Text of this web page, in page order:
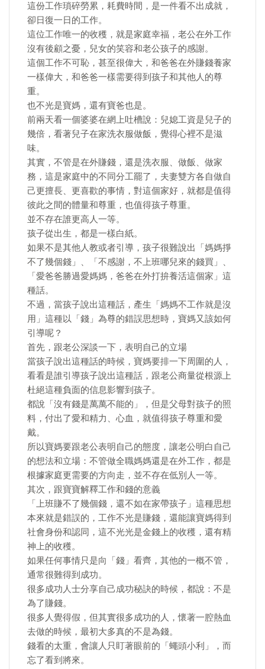
這份工作瑣碎勞累，耗費時間，是一件看不出成就，
卻日復一日的工作。
這位工作唯一的收穫，就是家庭幸福，老公在外工作
沒有後顧之憂，兒女的笑容和老公孩子的感謝。
這個工作不可恥，甚至很偉大，和爸爸在外賺錢養家
一樣偉大，和爸爸一樣需要得到孩子和其他人的尊
重。
也不光是寶媽，還有寶爸也是。
前兩天看一個婆婆在網上吐槽說：兒媳工資是兒子的
幾倍，看著兒子在家洗衣服做飯，覺得心裡不是滋
味。
其實，不管是在外賺錢，還是洗衣服、做飯、做家
務，這是家庭中的不同分工罷了，夫妻雙方各自做自
己更擅長、更喜歡的事情，對這個家好，就都是值得
彼此之間的體量和尊重，也值得孩子尊重。
並不存在誰更高人一等。
孩子從出生，都是一樣白紙。
如果不是其他人教或者引導，孩子很難說出「媽媽掙
不了幾個錢」、「不感謝，不上班哪兒來的錢買」、
「愛爸爸勝過愛媽媽，爸爸在外打拚養活這個家」這
種話。
不過，當孩子說出這種話，產生「媽媽不工作就是沒
用」這種以「錢」為尊的錯誤思想時，寶媽又該如何
引導呢？
首先，跟老公深談一下，表明自己的立場
當孩子說出這種話的時候，寶媽要排一下周圍的人，
看看是誰引導孩子說出這種話，跟老公商量從根源上
杜絕這種負面的信息影響到孩子。
都說「沒有錢是萬萬不能的」，但是父母對孩子的照
料，付出了愛和精力、心血，就值得孩子尊重和愛
戴。
所以寶媽要跟老公表明自己的態度，讓老公明白自己
的想法和立場：不管做全職媽媽還是在外工作，都是
根據家庭更需要的方向走，並不存在低別人一等。
其次，跟寶寶解釋工作和錢的意義
「上班賺不了幾個錢，還不如在家帶孩子」這種思想
本來就是錯誤的，工作不光是賺錢，還能讓寶媽得到
社會身份和認同，這不光光是金錢上的收穫，還有精
神上的收穫。
如果任何事情只是向「錢」看齊，其他的一概不管，
通常很難得到成功。
很多成功人士分享自己成功秘訣的時候，都說：不是
為了賺錢。
很多人覺得假，但其實很多成功的人，懷著一腔熱血
去做的時候，最初大多真的不是為錢。
錢看的太重，會讓人只盯著眼前的「蠅頭小利」，而
忘了看到將來。